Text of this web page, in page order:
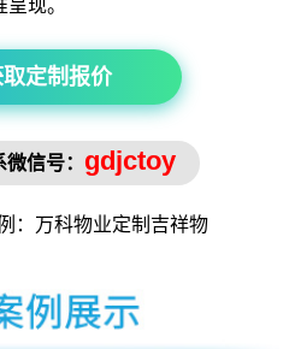
现。
定制报价
信号： gdjctoy
：万科物业定制 吉祥物